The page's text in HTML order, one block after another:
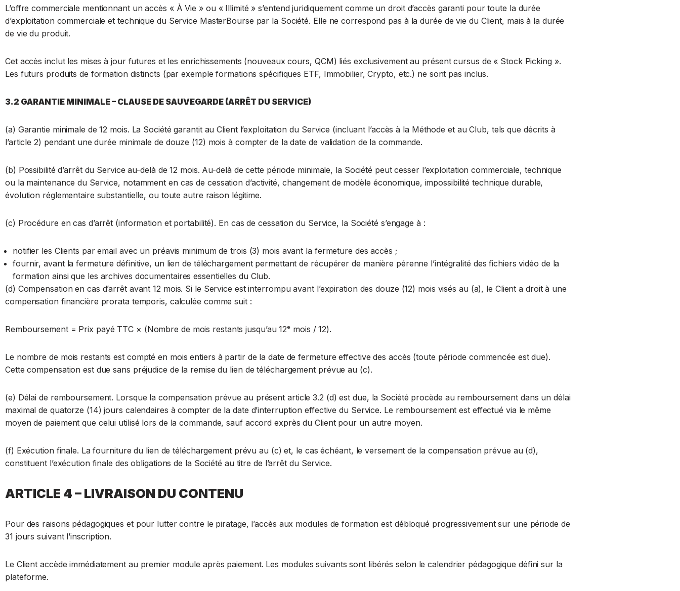
L’offre commerciale mentionnant un accès « À Vie » ou « Illimité » s’entend juridiquement comme un droit d’accès garanti pour toute la durée
d’exploitation commerciale et technique du Service MasterBourse par la Société. Elle ne correspond pas à la durée de vie du Client, mais à la durée
de vie du produit.
Cet accès inclut les mises à jour futures et les enrichissements (nouveaux cours, QCM) liés exclusivement au présent cursus de « Stock Picking ».
Les futurs produits de formation distincts (par exemple formations spécifiques ETF, Immobilier, Crypto, etc.) ne sont pas inclus.
3.2 GARANTIE MINIMALE – CLAUSE DE SAUVEGARDE (ARRÊT DU SERVICE)
(a) Garantie minimale de 12 mois. La Société garantit au Client l’exploitation du Service (incluant l’accès à la Méthode et au Club, tels que décrits à
l’article 2) pendant une durée minimale de douze (12) mois à compter de la date de validation de la commande.
(b) Possibilité d’arrêt du Service au-delà de 12 mois. Au-delà de cette période minimale, la Société peut cesser l’exploitation commerciale, technique
ou la maintenance du Service, notamment en cas de cessation d’activité, changement de modèle économique, impossibilité technique durable,
évolution réglementaire substantielle, ou toute autre raison légitime.
(c) Procédure en cas d’arrêt (information et portabilité). En cas de cessation du Service, la Société s’engage à :
notifier les Clients par email avec un préavis minimum de trois (3) mois avant la fermeture des accès ;
fournir, avant la fermeture définitive, un lien de téléchargement permettant de récupérer de manière pérenne l’intégralité des fichiers vidéo de la
formation ainsi que les archives documentaires essentielles du Club.
(d) Compensation en cas d’arrêt avant 12 mois. Si le Service est interrompu avant l’expiration des douze (12) mois visés au (a), le Client a droit à une
compensation financière prorata temporis, calculée comme suit :
Remboursement = Prix payé TTC × (Nombre de mois restants jusqu’au 12ᵉ mois / 12).
Le nombre de mois restants est compté en mois entiers à partir de la date de fermeture effective des accès (toute période commencée est due).
Cette compensation est due sans préjudice de la remise du lien de téléchargement prévue au (c).
(e) Délai de remboursement. Lorsque la compensation prévue au présent article 3.2 (d) est due, la Société procède au remboursement dans un délai
maximal de quatorze (14) jours calendaires à compter de la date d’interruption effective du Service. Le remboursement est effectué via le même
moyen de paiement que celui utilisé lors de la commande, sauf accord exprès du Client pour un autre moyen.
(f) Exécution finale. La fourniture du lien de téléchargement prévu au (c) et, le cas échéant, le versement de la compensation prévue au (d),
constituent l’exécution finale des obligations de la Société au titre de l’arrêt du Service.
ARTICLE 4 – LIVRAISON DU CONTENU
Pour des raisons pédagogiques et pour lutter contre le piratage, l’accès aux modules de formation est débloqué progressivement sur une période de
31 jours suivant l’inscription.
Le Client accède immédiatement au premier module après paiement. Les modules suivants sont libérés selon le calendrier pédagogique défini sur la
plateforme.